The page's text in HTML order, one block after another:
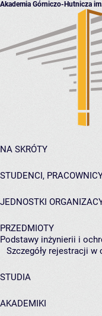
Akademia Górniczo-Hutnicza
NA SKRÓTY
STUDENCI,
JEDNOSTKI
PRZEDMIOTY
Podstawy inżynierii i
Szczegóły rejestracji w
STUDIA
AKADEMIKI